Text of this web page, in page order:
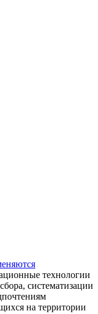
технологии
систематизации
на территории